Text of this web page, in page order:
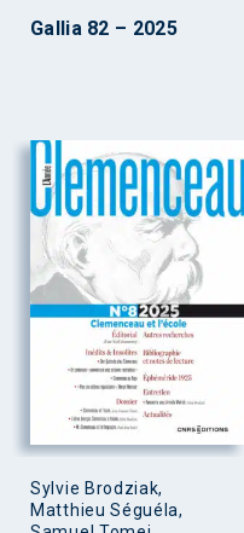
Gallia 82 – 2025
Sylvie Brodziak,
Matthieu Séguéla,